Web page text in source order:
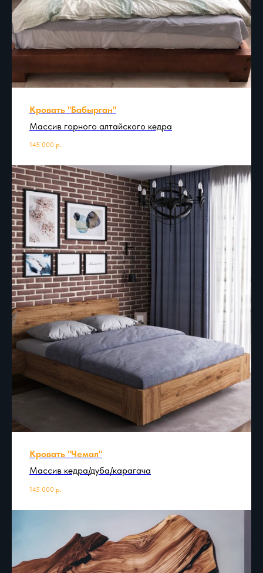
Кровать "Бабырган"
Массив горного алтайского кедра
145 000 р.
Кровать "Чемал"
Массив кедра/дуба/карагача
145 000 р.